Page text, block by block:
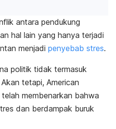
antara pendukung
hal lain yang hanya terjadi
menjadi penyebab stres.
politik tidak termasuk
tetapi, American
telah membenarkan bahwa
dan berdampak buruk